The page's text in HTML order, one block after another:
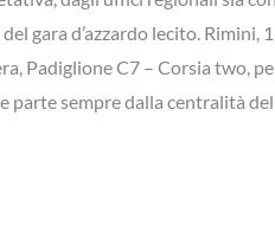
gara d’azzardo lecito. Rimini,
Padiglione C7 – Corsia two,
parte sempre dalla centralità